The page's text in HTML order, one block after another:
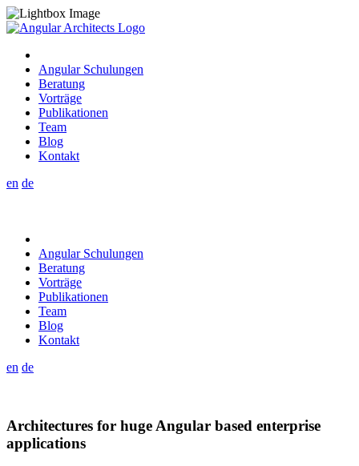
Angular Schulungen
Beratung
Vorträge
Publikationen
Team
Blog
Kontakt
en de
Angular Schulungen
Beratung
Vorträge
Publikationen
Team
Blog
Kontakt
en de
Architectures for huge Angular based enterprise
applications